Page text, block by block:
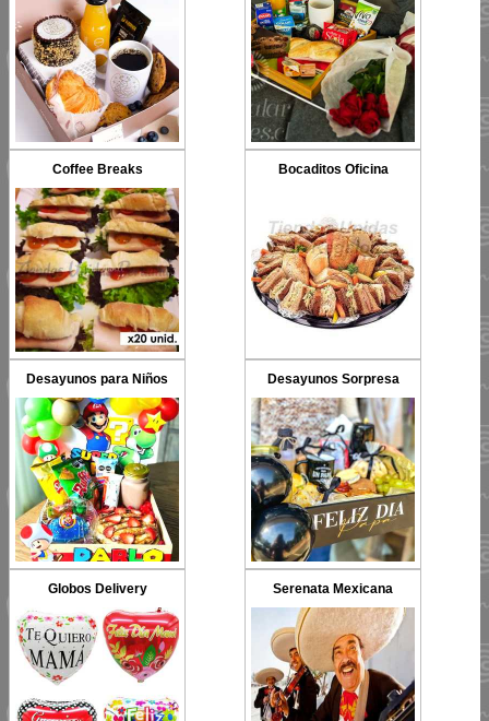
Coffee Breaks Bocaditos Oficina
Desayunos para Niños Desayunos Sorpresa
Globos Delivery Serenata Mexicana